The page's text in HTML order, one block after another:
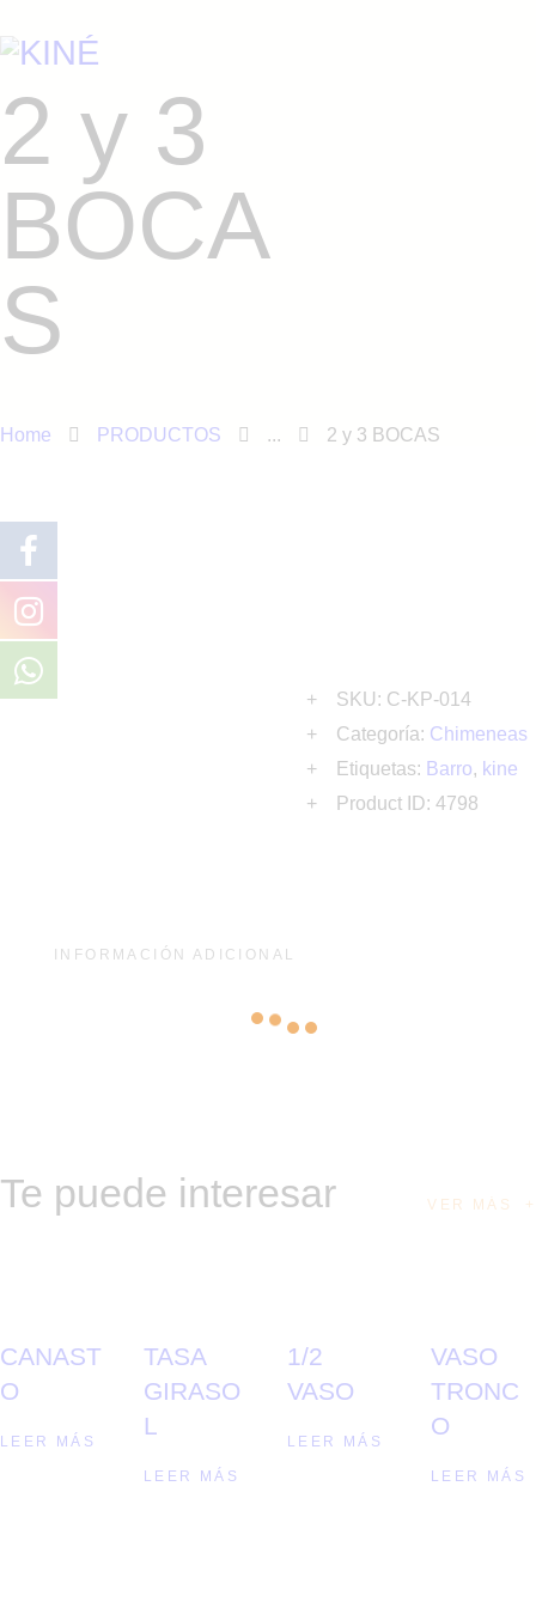
2 y 3
BOCA
S
Home PRODUCTOS ... 2 y 3 BOCAS
KINÉ
NOSOTROS
PRODUCTOS
CONTACTO
SKU: C-KP-014
Categoría: Chimeneas
Etiquetas: Barro, kine
Product ID: 4798
INFORMACIÓN ADICIONAL
Te puede interesar VER MÁS
CANAST
O
LEER MÁS
TASA
GIRASO
L
LEER MÁS
1/2
VASO
LEER MÁS
VASO
TRONC
O
LEER MÁS